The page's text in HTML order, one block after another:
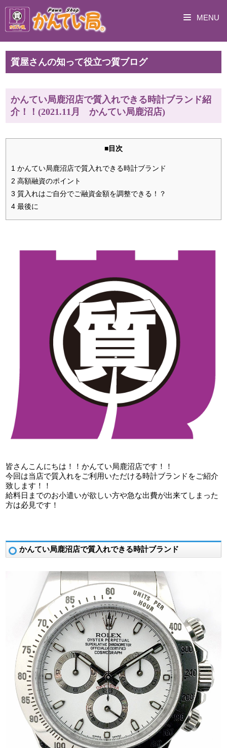
MENU
質屋さんの知って役立つ質ブログ
かんてい局鹿沼店で質入れできる時計ブランド紹
介！！(2021.11月 かんてい局鹿沼店)
■目次
1 かんてい局鹿沼店で質入れできる時計ブランド
2 高額融資のポイント
3 質入れはご自分でご融資金額を調整できる！？
4 最後に
皆さんこんにちは！！かんてい局鹿沼店です！！
今回は当店で質入れをご利用いただける時計ブランドをご紹介
致します！！
給料日までのお小遣いが欲しい方や急な出費が出来てしまった
方は必見です！
かんてい局鹿沼店で質入れできる時計ブランド